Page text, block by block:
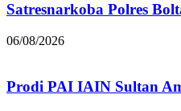
Satresnarkoba Polres
06/08/2026
Prodi PAI IAIN Sultan